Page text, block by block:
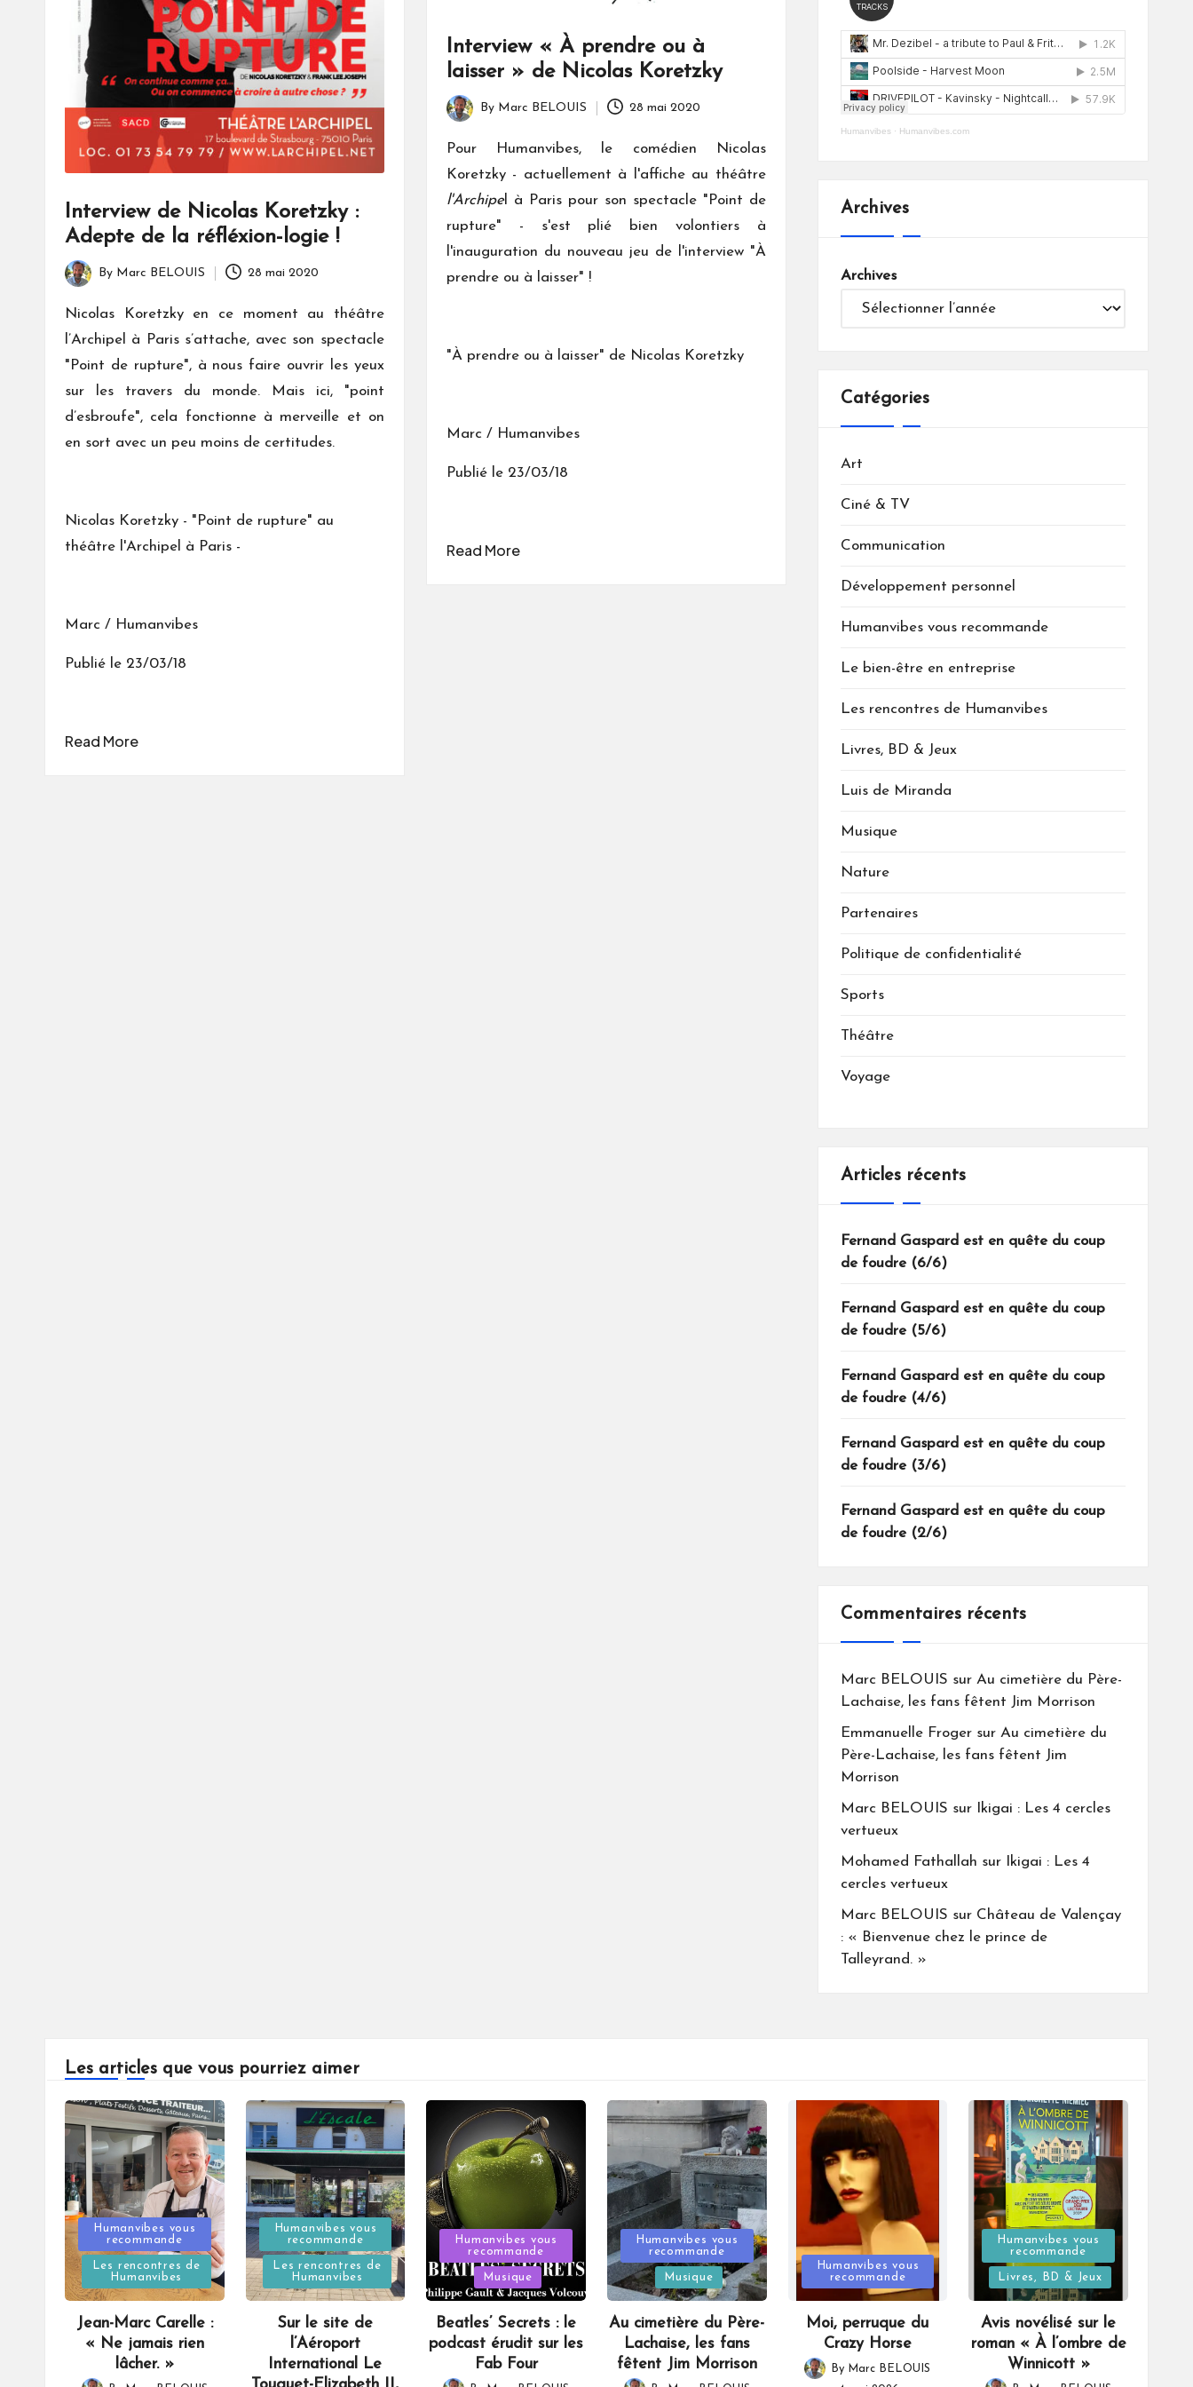
Interview de Nicolas Koretzky :
Adepte de la réfléxion-logie !
Posted
by
By Marc BELOUIS 28 mai 2020
Nicolas Koretzky en ce moment au théâtre
l’Archipel à Paris s’attache, avec son spectacle
"Point de rupture", à nous faire ouvrir les yeux
sur les travers du monde. Mais ici, "point
d’esbroufe", cela fonctionne à merveille et on
en sort avec un peu moins de certitudes.
Nicolas Koretzky - "Point de rupture" au
théâtre l'Archipel à Paris -
Marc / Humanvibes
Publié le 23/03/18
Read More
Interview « À prendre ou à
laisser » de Nicolas Koretzky
Posted
by
By Marc BELOUIS 28 mai 2020
Pour Humanvibes, le comédien Nicolas
Koretzky - actuellement à l'affiche au théâtre
l'Archipel à Paris pour son spectacle "Point de
rupture" - s'est plié bien volontiers à
l'inauguration du nouveau jeu de l'interview "À
prendre ou à laisser" !
"À prendre ou à laisser" de Nicolas Koretzky
Marc / Humanvibes
Publié le 23/03/18
Read More
Humanvibes· Humanvibes.com
Archives
Archives
Catégories
Art
Ciné & TV
Communication
Développement personnel
Humanvibes vous recommande
Le bien-être en entreprise
Les rencontres de Humanvibes
Livres, BD & Jeux
Luis de Miranda
Musique
Nature
Partenaires
Politique de confidentialité
Sports
Théâtre
Voyage
Articles récents
Fernand Gaspard est en quête du coup
de foudre (6/6)
Fernand Gaspard est en quête du coup
de foudre (5/6)
Fernand Gaspard est en quête du coup
de foudre (4/6)
Fernand Gaspard est en quête du coup
de foudre (3/6)
Fernand Gaspard est en quête du coup
de foudre (2/6)
Commentaires récents
Marc BELOUIS sur Au cimetière du Père-
Lachaise, les fans fêtent Jim Morrison
Emmanuelle Frogersur Au cimetière du
Père-Lachaise, les fans fêtent Jim
Morrison
Marc BELOUIS sur
Ikigai : Les 4 cercles
vertueux
Mohamed Fathallah sur
Ikigai : Les 4
cercles vertueux
Marc BELOUIS sur Château de Valençay
: « Bienvenue chez le prince de
Talleyrand. »
Les articles que vous pourriez aimer
Posted
in
Humanvibes vous
recommande
Les rencontres de
Humanvibes
Jean-Marc Carelle :
« Ne jamais rien
lâcher. »
Posted
in
Humanvibes vous
recommande
Les rencontres de
Humanvibes
Sur le site de
l’Aéroport
International Le
Posted
in
Humanvibes vous
recommande
Musique
Beatles’ Secrets : le
podcast érudit sur les
Fab Four
Posted
in
Humanvibes vous
recommande
Musique
Au cimetière du Père-
Lachaise, les fans
fêtent Jim Morrison
Posted
in
Humanvibes vous
recommande
Moi, perruque du
Crazy Horse
Posted
By Marc BELOUIS
Posted
in
Humanvibes vous
recommande
Livres, BD & Jeux
Avis novélisé sur le
roman « À l’ombre de
Winnicott »